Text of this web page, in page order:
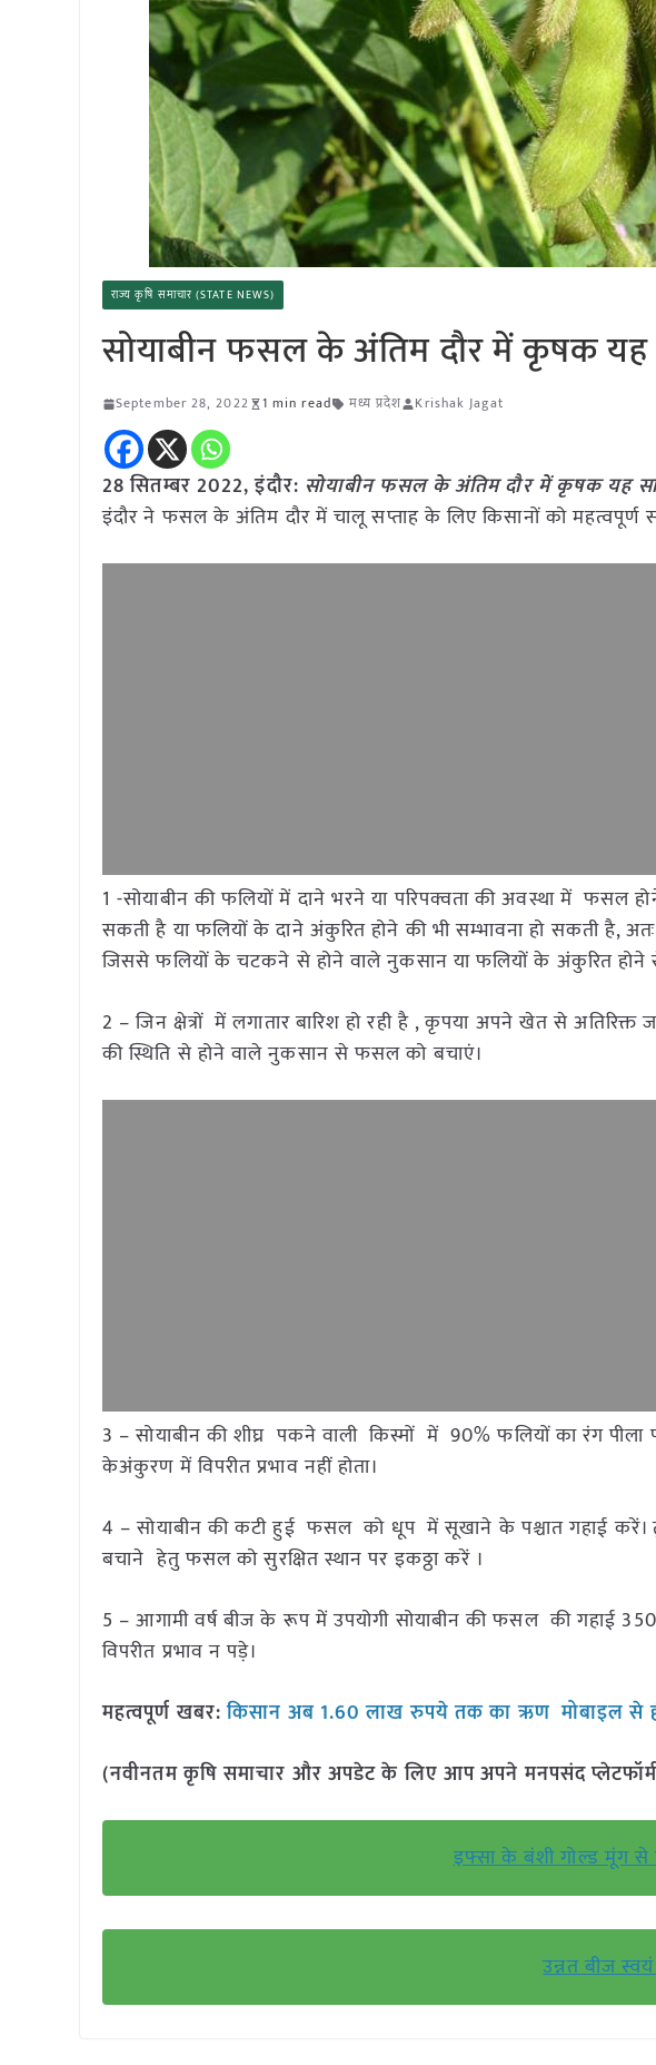
राज्य कृषि समाचार (STATE NEWS)
सोयाबीन फसल के अंतिम दौर में कृषक यह
September 28, 2022 1 min read मध्य प्रदेश Krishak Jagat
28 सितम्बर 2022, इंदौर: सोयाबीन फसल के अंतिम दौर में कृषक यह
इंदौर ने फसल के अंतिम दौर में चालू सप्ताह के लिए किसानों को महत्वपूर्ण
1 -सोयाबीन की फलियों में दाने भरने या परिपक्वता की अवस्था में फसल
सकती है या फलियों के दाने अंकुरित होने की भी सम्भावना हो सकती
जिससे फलियों के चटकने से होने वाले नुकसान या फलियों के अंकुरित
2 – जिन क्षेत्रों में लगातार बारिश हो रही है , कृपया अपने खेत से
की स्थिति से होने वाले नुकसान से फसल को बचाएं।
3 – सोयाबीन की शीघ्र पकने वाली किस्मों में 90% फलियों का रंग
केअंकुरण में विपरीत प्रभाव नहीं होता।
4 – सोयाबीन की कटी हुई फसल को धूप में सूखाने के पश्चात गहाई करें।
बचाने हेतु फसल को सुरक्षित स्थान पर इकठ्ठा करें ।
5 – आगामी वर्ष बीज के रूप में उपयोगी सोयाबीन की फसल की गहाई
विपरीत प्रभाव न पड़े।
महत्वपूर्ण खबर:किसान अब 1.60 लाख रुपये तक का ऋण मोबाइल से
(नवीनतम कृषि समाचार और अपडेट के लिए आप अपने मनपसंद
इफ्सा के बंशी गोल्ड मूंग से
उन्नत बीज